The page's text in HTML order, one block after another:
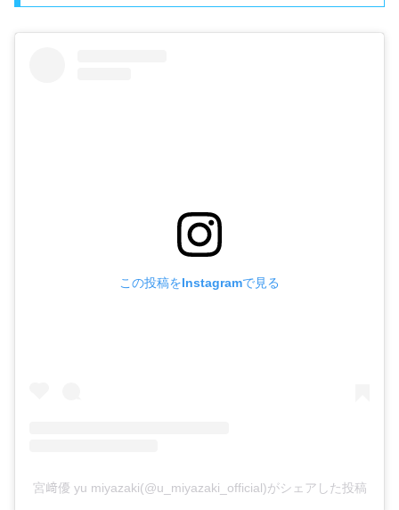
この投稿をInstagramで見る
宮﨑優 yu miyazaki(@u_miyazaki_official)がシェアした投稿